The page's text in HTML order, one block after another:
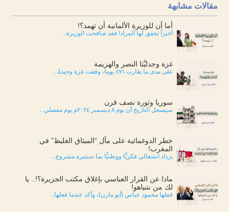
مقالات مشابهة
أما آن للوزيرة الألمانية أن تهمد؟!
أخيراً تحقق لها المراد! فقد صافحت الوزيرة...
غزة وجدليَّتا النصر والهزيمة
على مدى ما يقارب ٤٧١ يوماً، وقفت غزة وحيدةً...
سوريا وثورة نصف قرن
سيسجل التاريخ أن يوم ٨ ديسمبر ٢٠٢٤م يوم مفصلي...
خطر الدوغمائية على مآل “الميثاق الغليظ” في
المغرب!
يزداد انشغالي فكريًّا ووطنيًّا بما سيثيره مشروع...
ماذا عن القرار العباسي بإغلاق مكتب الجزيرة؟!.. يا
لك من نتنياهو!
فعلها محمود عباس (أبو مازن)، وأكد عندما فعلها...